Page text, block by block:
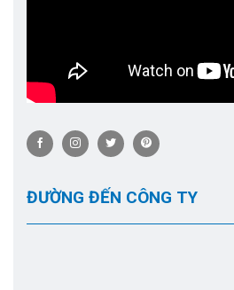
ĐƯỜNG ĐẾN CÔNG TY